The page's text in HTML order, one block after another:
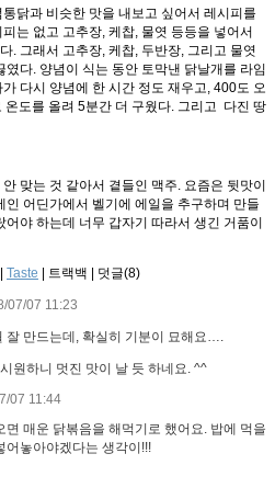
닭과 비슷한 맛을 내보고 싶어서 레시피를
는 없고 고추장, 케찹, 물엿 등등을 넣어서
. 그래서 고추장, 케찹, 두반장, 그리고 물엿
다. 양념이 식는 동안 토막낸 닭날개를 라임
다시 양념에 한 시간 정도 재우고, 400도 오
도를 올려 5분간 더 구웠다. 그리고 다진 땅
맞는 것 같아서 곁들인 맥주. 요즘은 뒷맛이
어딘가에서 벨기에 에일을 추구하며 만들
야 하는데 너무 갑자기 따라서 생긴 거품이
Taste 트랙백 덧글(8)
07/07 11:23
잘 만드는데, 확실히 기분이 묘해요….
원하니 멋진 맛이 날 듯 하네요. ^^
07 11:44
매운 닭볶음을 해먹기로 했어요. 밥에 먹을
어놓아야겠다는 생각이!!!